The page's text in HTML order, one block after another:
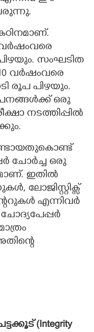
​സംഘടിത
വർഷംവരെ
രൂപ പിഴയും.
ഒരു
നടത്തിപ്പിൽ
ചോർച്ച ഒരു
ഇതിൽ
ലോജിസ്റ്റിക്സ്
എന്നിവർ
(Integrity